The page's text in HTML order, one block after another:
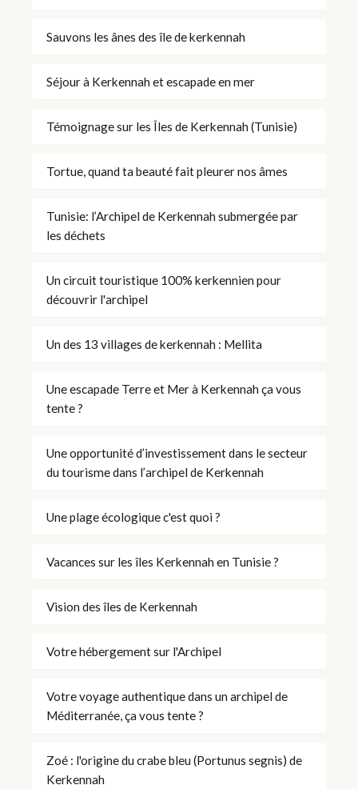
Sauvons les ânes des île de kerkennah
Séjour à Kerkennah et escapade en mer
Témoignage sur les Îles de Kerkennah (Tunisie)
Tortue, quand ta beauté fait pleurer nos âmes
Tunisie: l’Archipel de Kerkennah submergée par
les déchets
Un circuit touristique 100% kerkennien pour
découvrir l'archipel
Un des 13 villages de kerkennah : Mellita
Une escapade Terre et Mer à Kerkennah ça vous
tente ?
Une opportunité d’investissement dans le secteur
du tourisme dans l’archipel de Kerkennah
Une plage écologique c'est quoi ?
Vacances sur les îles Kerkennah en Tunisie ?
Vision des îles de Kerkennah
Votre hébergement sur l'Archipel
Votre voyage authentique dans un archipel de
Méditerranée, ça vous tente ?
Zoé : l'origine du crabe bleu (Portunus segnis) de
Kerkennah